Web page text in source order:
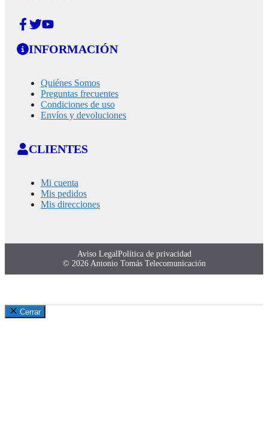
INFORMACIÓN
Quiénes Somos
Preguntas frecuentes
Condiciones de uso
Envíos y devoluciones
CLIENTES
Mi cuenta
Mis pedidos
Mis direcciones
© 2026 Antonio Tomás Telecomunicación
Aviso LegalPolítica de privacidad
Cerrar